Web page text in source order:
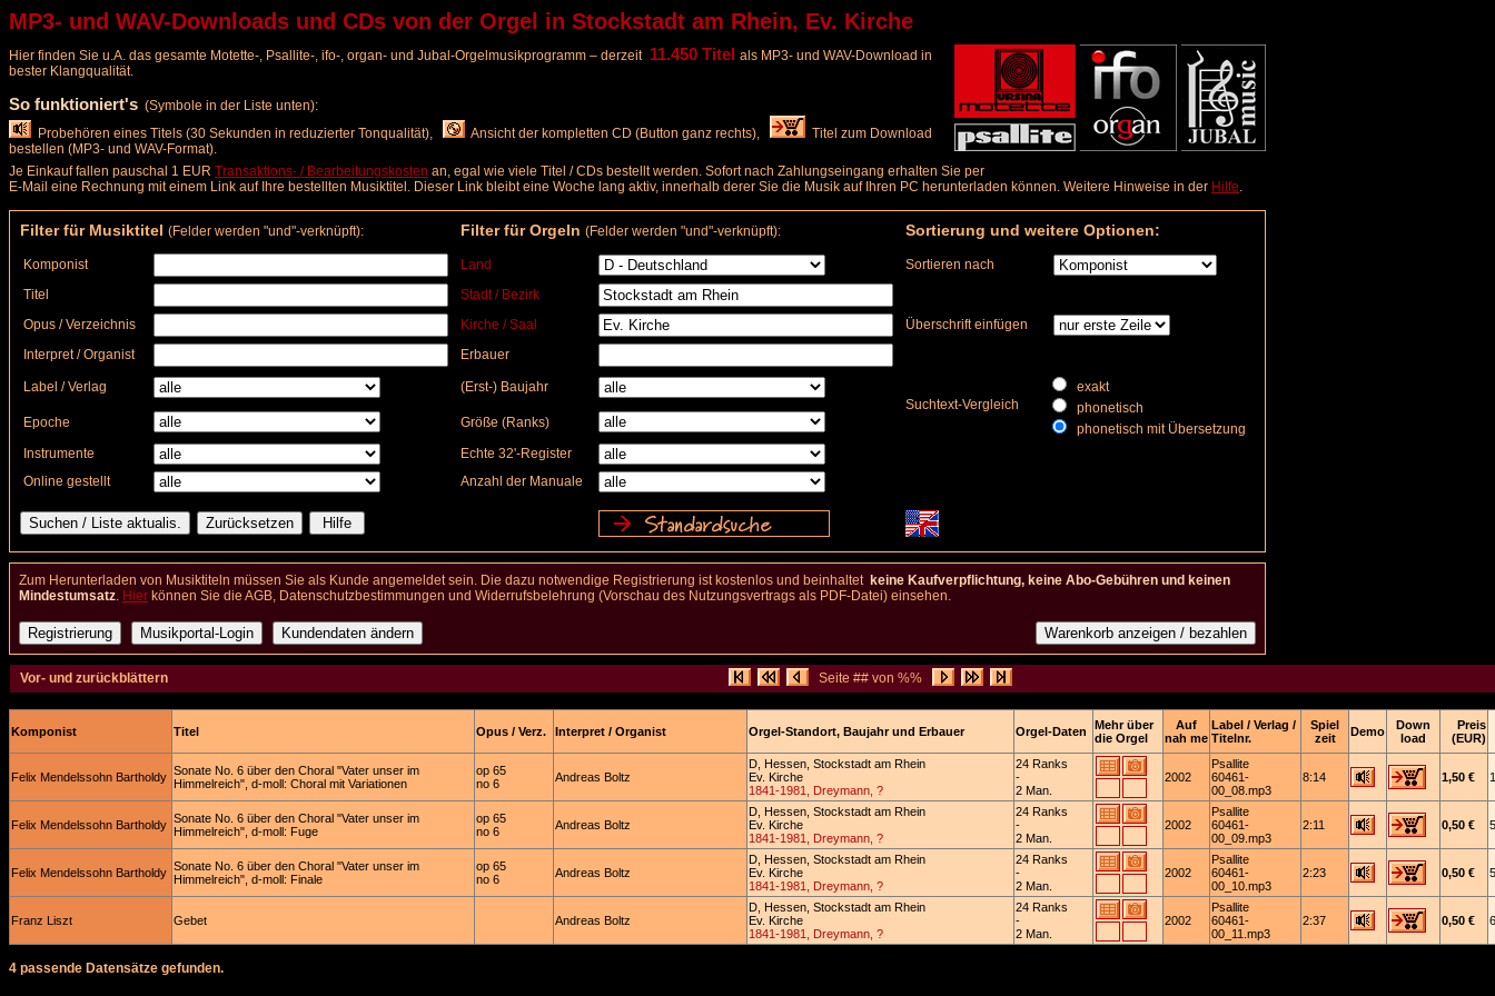
MP3- und WAV-Downloads und CDs von der Orgel in Stockstadt am Rhein, Ev. Kirche
Hier finden Sie u.A. das gesamte Motette-, Psallite-, ifo-, organ- und Jubal-Orgelmusikprogramm – derzeit 11.450 Titel als MP3- und WAV-Download in
bester Klangqualität.
So funktioniert's (Symbole in der Liste unten):
Probehören eines Titels (30 Sekunden in reduzierter Tonqualität),
Ansicht der kompletten CD (Button ganz rechts),
Titel zum Download
bestellen (MP3- und WAV-Format).
Je Einkauf fallen pauschal 1 EUR Transaktions- / Bearbeitungskosten an, egal wie viele Titel / CDs bestellt werden. Sofort nach Zahlungseingang erhalten Sie per
E-Mail eine Rechnung mit einem Link auf Ihre bestellten Musiktitel. Dieser Link bleibt eine Woche lang aktiv, innerhalb derer Sie die Musik auf Ihren PC herunterladen können. Weitere Hinweise in der Hilfe.
Filter für Musiktitel (Felder werden "und"-verknüpft): Filter für Orgeln (Felder werden "und"-verknüpft): Sortierung und weitere Optionen:
Komponist Land
Sortieren nach
Titel
Stadt / Bezirk
Opus / Verzeichnis
Kirche / Saal
Überschrift einfügen
Interpret / Organist
Erbauer
Label / Verlag
(Erst-) Baujahr
Suchtext-Vergleich
exakt
phonetisch
phonetisch mit Übersetzung
Epoche
Größe (Ranks)
Instrumente
Echte 32'-Register
Online gestellt
Anzahl der Manuale
Zum Herunterladen von Musiktiteln müssen Sie als Kunde angemeldet sein. Die dazu notwendige Registrierung ist kostenlos und beinhaltet keine Kaufverpflichtung, keine Abo-Gebühren und keinen
Mindestumsatz. Hier können Sie die AGB, Datenschutzbestimmungen und Widerrufsbelehrung (Vorschau des Nutzungsvertrags als PDF-Datei) einsehen.
Vor- und zurückblättern Seite ## von %%
Komponist Titel Opus / Verz. Interpret / Organist Orgel-Standort, Baujahr und Erbauer Orgel-Daten
Mehr über
die Orgel
Auf
nah me
Label / Verlag /
Titelnr.
Spiel
zeit
Demo
Down
load
Preis
(EUR)
Felix Mendelssohn Bartholdy Sonate No. 6 über den Choral "Vater unser im
Himmelreich", d-moll: Choral mit Variationen
op 65
no 6
Andreas Boltz
D, Hessen, Stockstadt am Rhein
Ev. Kirche
1841-1981, Dreymann, ?
24 Ranks
-
2 Man.
2002
Psallite
60461-
00_08.mp3
8:14 1,50 €
Felix Mendelssohn Bartholdy Sonate No. 6 über den Choral "Vater unser im
Himmelreich", d-moll: Fuge
op 65
no 6
Andreas Boltz
D, Hessen, Stockstadt am Rhein
Ev. Kirche
1841-1981, Dreymann, ?
24 Ranks
-
2 Man.
2002
Psallite
60461-
00_09.mp3
2:11 0,50 €
Felix Mendelssohn Bartholdy Sonate No. 6 über den Choral "Vater unser im
Himmelreich", d-moll: Finale
op 65
no 6
Andreas Boltz
D, Hessen, Stockstadt am Rhein
Ev. Kirche
1841-1981, Dreymann, ?
24 Ranks
-
2 Man.
2002
Psallite
60461-
00_10.mp3
2:23 0,50 €
Franz Liszt Gebet Andreas Boltz
D, Hessen, Stockstadt am Rhein
Ev. Kirche
1841-1981, Dreymann, ?
24 Ranks
-
2 Man.
2002
Psallite
60461-
00_11.mp3
2:37 0,50 €
4 passende Datensätze gefunden.